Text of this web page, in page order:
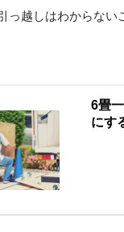
っ越しはわからない
6畳
にす